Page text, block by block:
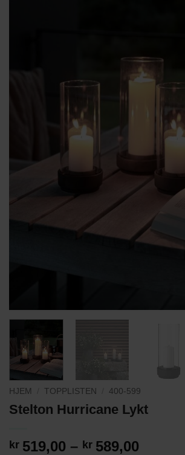
HJEM TOPPLISTEN 400-599
Stelton Hurricane Lykt
kr 519,00 – kr 589,00